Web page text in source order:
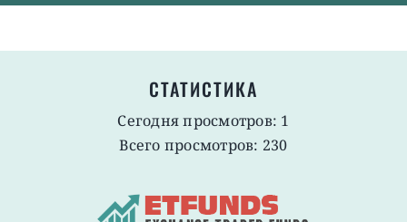
СТАТИСТИКА
Сегодня просмотров: 1
Всего просмотров: 230